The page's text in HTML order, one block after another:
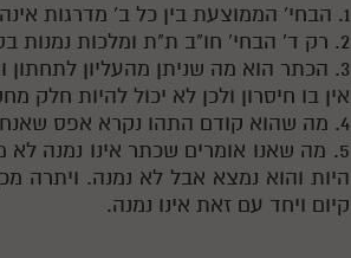
1. הבחי' הממוצעת בין כל ב' מדרגות אינה נמנית עם המדרגה שמתחתיה
2. רק ד' הבחי' חו"ב ת"ת ומלכות נמנות בספירות והכתר נמצא אך אינו נמנה
3. הכתר הוא מה שניתן מהעליון לתחתון והוא מבטא בצד האמונה מעבר לכל חקירה.
אין בו חיסרון ולכן לא יכול להיות חלק
4. מה שהוא קודם התהו נקרא אפס שאנחנו נלמד בשיעור הבא
5. מה שאנו אומרים שכתר אינו נמנה
היות והוא נמצא אבל לא נמנה. ויתרה
קיום ויחד עם זאת אינו נמנה.